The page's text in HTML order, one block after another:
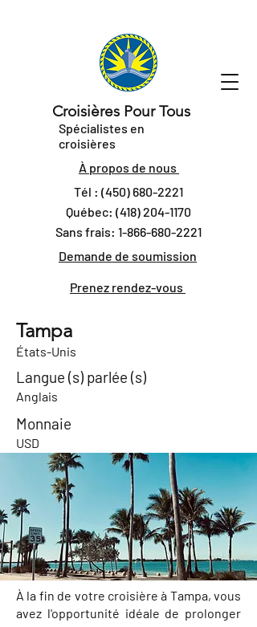
Croisières Pour Tous
Spécialistes en
croisières
À propos de nous
Tél : (450) 680-2221
Québec: (418) 204-1170
Sans frais: 1-866-680-2221
Demande de soumission
Prenez rendez-vous
Tampa
États-Unis
Langue (s) parlée (s)
Anglais
Monnaie
USD
À la fin de votre croisière à Tampa, vous
avez l'opportunité idéale de prolonger